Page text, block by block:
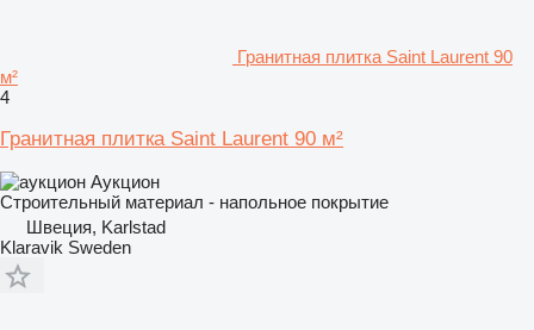
Гранитная плитка Saint Laurent 90
м²
4
Гранитная плитка Saint Laurent 90 м²
Аукцион
Строительный материал - напольное покрытие
Швеция, Karlstad
Klaravik Sweden